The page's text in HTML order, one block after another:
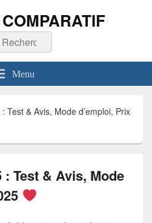
:
Rechercher
Menu
Test & Avis, Mode d’emploi, Prix
Test & Avis, Mode